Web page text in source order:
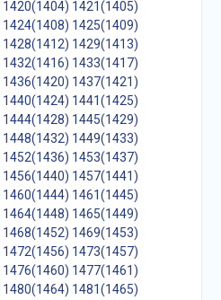
1420(1404) 1421(1405)
1424(1408) 1425(1409)
1428(1412) 1429(1413)
1432(1416) 1433(1417)
1436(1420) 1437(1421)
1440(1424) 1441(1425)
1444(1428) 1445(1429)
1448(1432) 1449(1433)
1452(1436) 1453(1437)
1456(1440) 1457(1441)
1460(1444) 1461(1445)
1464(1448) 1465(1449)
1468(1452) 1469(1453)
1472(1456) 1473(1457)
1476(1460) 1477(1461)
1480(1464) 1481(1465)